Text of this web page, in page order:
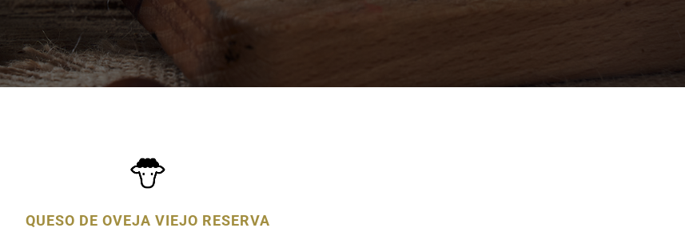
QUESO DE OVEJA VIEJO RESERVA